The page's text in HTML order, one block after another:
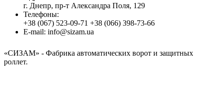
г. Днепр, пр-т Александра Поля, 129
Телефоны:
+38 (067) 523-09-71 +38 (066) 398-73-66
E-mail: info@sizam.ua
«СИЗАМ» - Фабрика автоматических ворот и защитных
роллет.